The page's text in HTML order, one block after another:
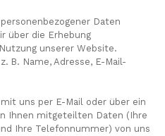
Daten
über die Erhebung
unserer Website.
B. Name, Adresse, E-Mail-
uns per E-Mail oder über ein
Ihnen mitgeteilten Daten (Ihre
Ihre Telefonnummer) von uns